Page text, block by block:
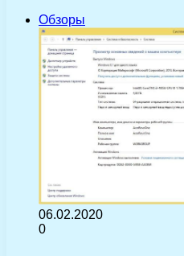
Обзоры
06.02.2020
0